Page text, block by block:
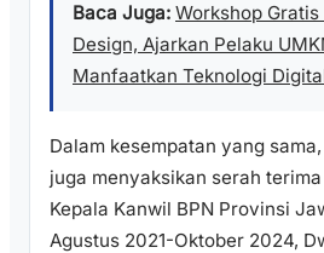
Baca Juga: Workshop
Design, Ajarkan Pelaku
Manfaatkan Teknologi
Dalam kesempatan yang
juga menyaksikan serah
Kepala Kanwil BPN Provinsi
Agustus 2021-Oktober 2024,